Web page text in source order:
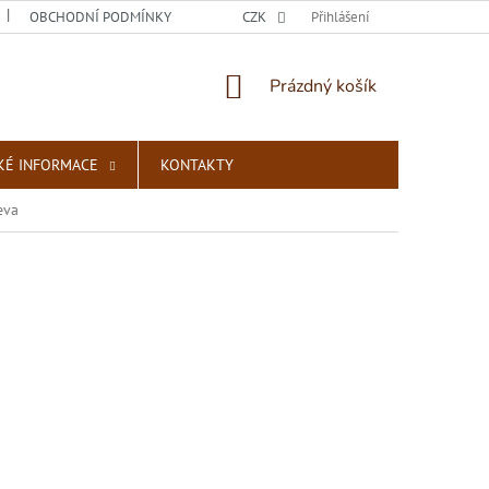
OBCHODNÍ PODMÍNKY PODMÍNKY OCHRANY OSOBNÍCH ÚDAJŮ
CZK Přihlášení
NÁKUPNÍ
Prázdný košík
INFORMACE KONTAKTY